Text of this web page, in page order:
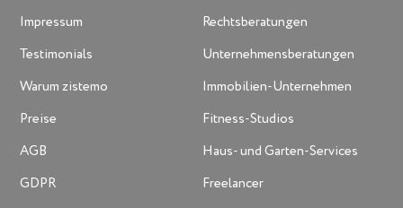
Impressum
Testimonials
Warum zistemo
Preise
AGB
GDPR
Rechtsberatungen
Unternehmensberatungen
Immobilien-Unternehmen
Fitness-Studios
Haus- und Garten-Services
Freelancer